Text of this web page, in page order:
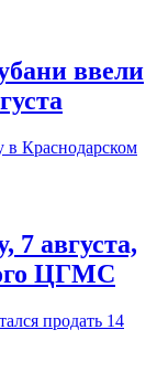
ввели
7 августа,
ЦГМС